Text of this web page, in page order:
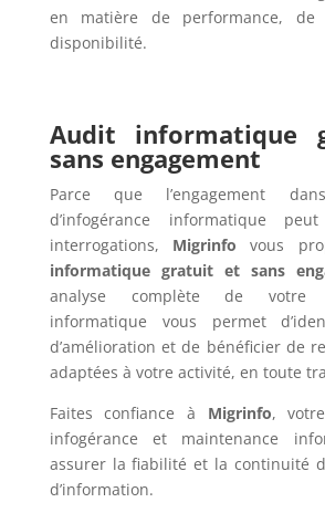
en matière de performance,
disponibilité.
Audit informatique
sans engagement
Parce que l’engagement
d’infogérance informatique
interrogations, Migrinfovous
informatique gratuit et sans
analyse complète de votre
informatique vous permet
d’amélioration et de bénéficier de
adaptées à votre activité, en toute
Faites confiance à Migrinfo,
infogérance et maintenance
assurer la fiabilité et la continuité
d’information.